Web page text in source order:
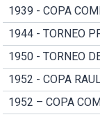
1939 - COPA
1944 - TORNEO
1950 - TORNEO
1952 - COPA
1952 – COPA